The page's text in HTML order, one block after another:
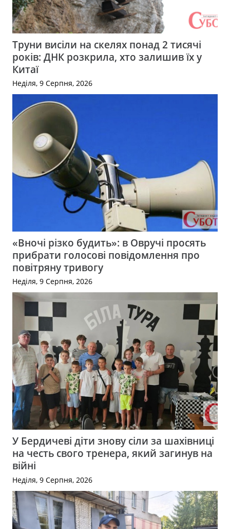
Труни висіли на скелях понад 2 тисячі
років: ДНК розкрила, хто залишив їх у
Китаї
Неділя, 9 Серпня, 2026
«Вночі різко будить»: в Овручі просять
прибрати голосові повідомлення про
повітряну тривогу
Неділя, 9 Серпня, 2026
У Бердичеві діти знову сіли за шахівниці
на честь свого тренера, який загинув на
війні
Неділя, 9 Серпня, 2026